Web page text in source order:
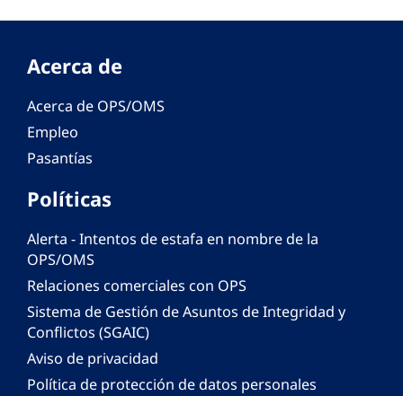
Acerca de
Acerca de OPS/OMS
Empleo
Pasantías
Políticas
Alerta - Intentos de estafa en nombre de la
OPS/OMS
Relaciones comerciales con OPS
Sistema de Gestión de Asuntos de Integridad y
Conflictos (SGAIC)
Aviso de privacidad
Política de protección de datos personales